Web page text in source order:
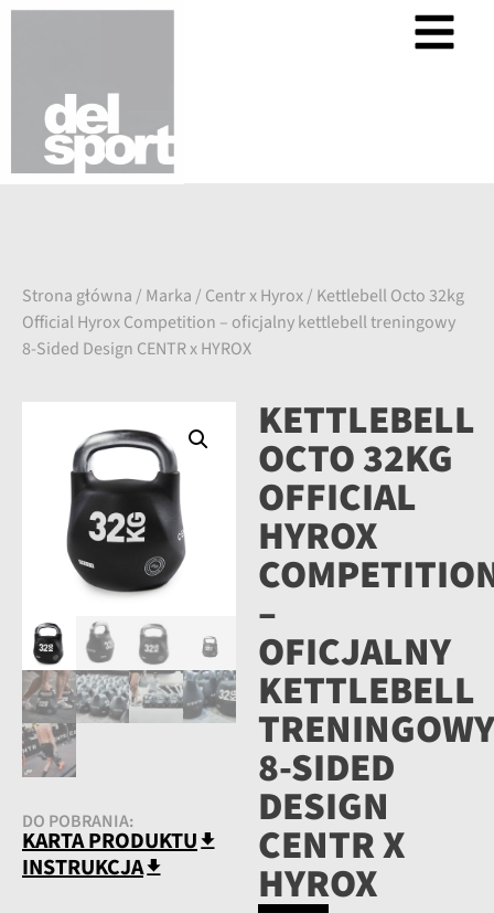
Strona główna / Marka / Centr x Hyrox/ Kettlebell Octo 32kg
Official Hyrox Competition – oficjalny kettlebell treningowy
8-Sided Design CENTR x HYROX
DO POBRANIA:
KARTA PRODUKTU
INSTRUKCJA
KETTLEBELL
OCTO 32KG
OFFICIAL
HYROX
–
OFICJALNY
KETTLEBELL
TRENINGOWY
8-SIDED
DESIGN
CENTR X
HYROX